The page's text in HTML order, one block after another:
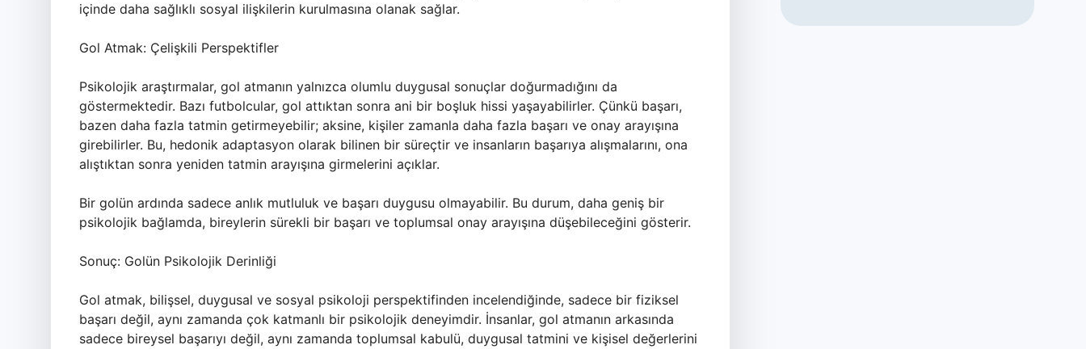
içinde daha sağlıklı sosyal ilişkilerin kurulmasına olanak sağlar.
Gol Atmak: Çelişkili Perspektifler
Psikolojik araştırmalar, gol atmanın yalnızca olumlu duygusal sonuçlar doğurmadığını da
göstermektedir. Bazı futbolcular, gol attıktan sonra ani bir boşluk hissi yaşayabilirler. Çünkü başarı,
bazen daha fazla tatmin getirmeyebilir; aksine, kişiler zamanla daha fazla başarı ve onay arayışına
girebilirler. Bu, hedonik adaptasyon olarak bilinen bir süreçtir ve insanların başarıya alışmalarını, ona
alıştıktan sonra yeniden tatmin arayışına girmelerini açıklar.
Bir golün ardında sadece anlık mutluluk ve başarı duygusu olmayabilir. Bu durum, daha geniş bir
psikolojik bağlamda, bireylerin sürekli bir başarı ve toplumsal onay arayışına düşebileceğini gösterir.
Sonuç: Golün Psikolojik Derinliği
Gol atmak, bilişsel, duygusal ve sosyal psikoloji perspektifinden incelendiğinde, sadece bir fiziksel
başarı değil, aynı zamanda çok katmanlı bir psikolojik deneyimdir. İnsanlar, gol atmanın arkasında
sadece bireysel başarıyı değil, aynı zamanda toplumsal kabulü, duygusal tatmini ve kişisel değerlerini